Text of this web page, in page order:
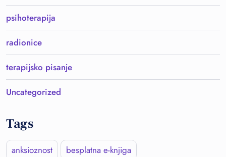
psihoterapija
radionice
terapijsko pisanje
Uncategorized
Tags
anksioznost besplatna e-knjiga